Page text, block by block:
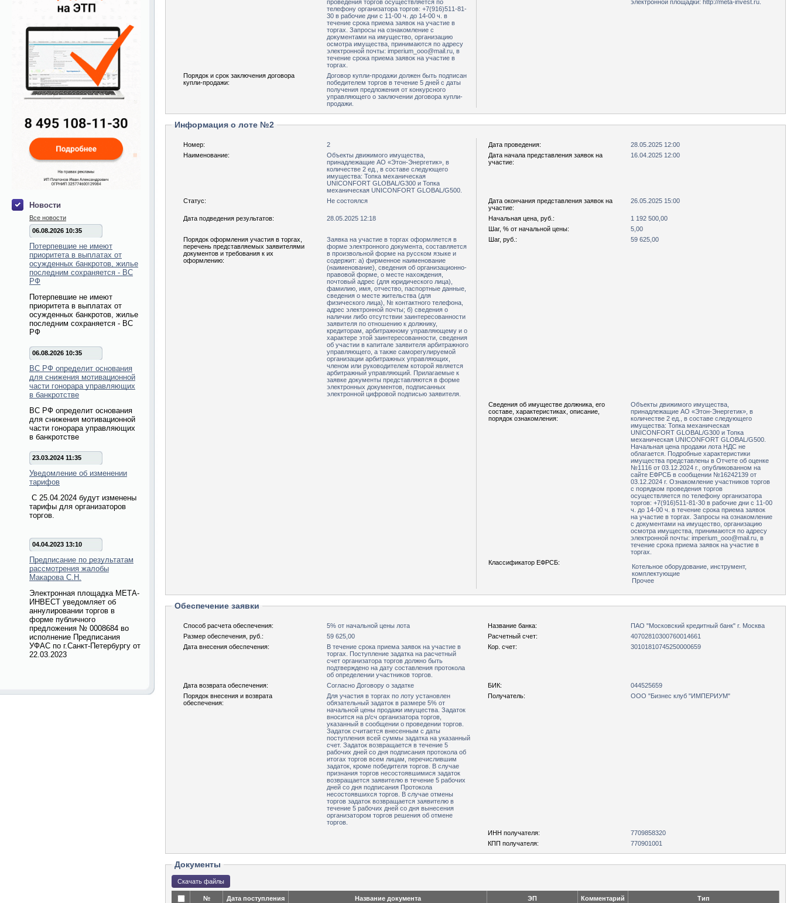
Новости
Все новости
06.08.2026 10:35
Потерпевшие не имеют
приоритета в выплатах от
осужденных банкротов, жилье
последним сохраняется - ВС
РФ
Потерпевшие не имеют
приоритета в выплатах от
осужденных банкротов, жилье
последним сохраняется - ВС
РФ
06.08.2026 10:35
ВС РФ определит основания
для снижения мотивационной
части гонорара управляющих
в банкротстве
ВС РФ определит основания
для снижения мотивационной
части гонорара управляющих
в банкротстве
23.03.2024 11:35
Уведомление об изменении
тарифов
С 25.04.2024 будут изменены
тарифы для организаторов
торгов.
04.04.2023 13:10
Предписание по результатам
рассмотрения жалобы
Макарова С.Н.
Электронная площадка МЕТА-
ИНВЕСТ уведомляет об
аннулировании торгов в
форме публичного
предложения № 0008684 во
исполнение Предписания
УФАС по г.Санкт-Петербургу от
22.03.2023
электронной площадки: http://meta-invest.ru.
проведения торгов осуществляется по
телефону организатора торгов: +7(916)511-81-
30 в рабочие дни с 11-00 ч. до 14-00 ч. в
течение срока приема заявок на участие в
торгах. Запросы на ознакомление с
документами на имущество, организацию
осмотра имущества, принимаются по адресу
электронной почты: imperium_ooo@mail.ru, в
течение срока приема заявок на участие в
торгах.
Порядок и срок заключения договора
купли-продажи:
Договор купли-продажи должен быть подписан
победителем торгов в течение 5 дней с даты
получения предложения от конкурсного
управляющего о заключении договора купли-
продажи.
Информация о лоте №2
Номер: 2 Дата проведения:
28.05.2025 12:00
Наименование:
Объекты движимого имущества,
принадлежащие АО «Этон-Энергетик», в
количестве 2 ед., в составе следующего
имущества: Топка механическая
UNICONFORT GLOBAL/G300 и Топка
механическая UNICONFORT GLOBAL/G500.
Дата начала представления заявок на
участие:
16.04.2025 12:00
Статус: Не состоялся
Дата окончания представления заявок на
участие:
26.05.2025 15:00
Дата подведения результатов: 28.05.2025 12:18 Начальная цена, руб.:
1 192 500,00
Шаг, % от начальной цены:
5,00
Порядок оформления участия в торгах,
перечень представляемых заявителями
документов и требования к их
оформлению:
Заявка на участие в торгах оформляется в
форме электронного документа, составляется
в произвольной форме на русском языке и
содержит: а) фирменное наименование
(наименование), сведения об организационно-
правовой форме, о месте нахождения,
почтовый адрес (для юридического лица),
фамилию, имя, отчество, паспортные данные,
сведения о месте жительства (для
физического лица), № контактного телефона,
адрес электронной почты; б) сведения о
наличии либо отсутствии заинтересованности
заявителя по отношению к должнику,
кредиторам, арбитражному управляющему и о
характере этой заинтересованности, сведения
об участии в капитале заявителя арбитражного
управляющего, а также саморегулируемой
организации арбитражных управляющих,
членом или руководителем которой является
арбитражный управляющий. Прилагаемые к
заявке документы представляются в форме
электронных документов, подписанных
электронной цифровой подписью заявителя.
Шаг, руб.: 59 625,00
Сведения об имуществе должника, его
составе, характеристиках, описание,
порядок ознакомления:
Объекты движимого имущества,
принадлежащие АО «Этон-Энергетик», в
количестве 2 ед., в составе следующего
имущества: Топка механическая
UNICONFORT GLOBAL/G300 и Топка
механическая UNICONFORT GLOBAL/G500.
Начальная цена продажи лота НДС не
облагается. Подробные характеристики
имущества представлены в Отчете об оценке
№1116 от 03.12.2024 г., опубликованном на
сайте ЕФРСБ в сообщении №16242139 от
03.12.2024 г. Ознакомление участников торгов
с порядком проведения торгов
осуществляется по телефону организатора
торгов: +7(916)511-81-30 в рабочие дни с 11-00
ч. до 14-00 ч. в течение срока приема заявок
на участие в торгах. Запросы на ознакомление
с документами на имущество, организацию
осмотра имущества, принимаются по адресу
электронной почты: imperium_ooo@mail.ru, в
течение срока приема заявок на участие в
торгах.
Классификатор ЕФРСБ:
Котельное оборудование, инструмент,
комплектующие
Прочее
Обеспечение заявки
Способ расчета обеспечения: 5% от начальной цены лота Название банка:
ПАО "Московский кредитный банк" г. Москва
Размер обеспечения, руб.:
59 625,00 Расчетный счет:
40702810300760014661
Дата внесения обеспечения:
В течение срока приема заявок на участие в
торгах. Поступление задатка на расчетный
счет организатора торгов должно быть
подтверждено на дату составления протокола
об определении участников торгов.
Кор. счет: 30101810745250000659
Дата возврата обеспечения: Согласно Договору о задатке БИК:
044525659
Порядок внесения и возврата
обеспечения:
Для участия в торгах по лоту установлен
обязательный задаток в размере 5% от
начальной цены продажи имущества. Задаток
вносится на р/сч организатора торгов,
указанный в сообщении о проведении торгов.
Задаток считается внесенным с даты
поступления всей суммы задатка на указанный
счет. Задаток возвращается в течение 5
рабочих дней со дня подписания протокола об
итогах торгов всем лицам, перечислившим
задаток, кроме победителя торгов. В случае
признания торгов несостоявшимися задаток
возвращается заявителю в течение 5 рабочих
дней со дня подписания Протокола
несостоявшихся торгов. В случае отмены
торгов задаток возвращается заявителю в
течение 5 рабочих дней со дня вынесения
организатором торгов решения об отмене
торгов.
Получатель: ООО "Бизнес клуб "ИМПЕРИУМ"
ИНН получателя:
7709858320
КПП получателя:
770901001
Документы
№ Дата поступления Название документа ЭП Комментарий Тип